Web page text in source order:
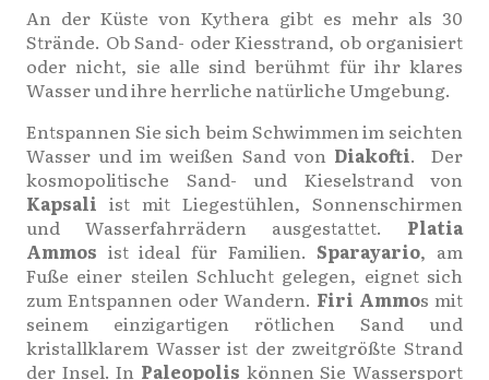
An der Küste von Kythera gibt es mehr als 30
Strände. Ob Sand- oder Kiesstrand, ob organisiert
oder nicht, sie alle sind berühmt für ihr klares
Wasser und ihre herrliche natürliche Umgebung.
Entspannen Sie sich beim Schwimmen im seichten
Wasser und im weißen Sand von Diakofti. Der
kosmopolitische Sand- und Kieselstrand von
Kapsali ist mit Liegestühlen, Sonnenschirmen
und Wasserfahrrädern ausgestattet. Platia
Ammos ist ideal für Familien. Sparayario, am
Fuße einer steilen Schlucht gelegen, eignet sich
zum Entspannen oder Wandern. Firi Ammos mit
seinem einzigartigen rötlichen Sand und
kristallklarem Wasser ist der zweitgrößte Strand
der Insel. In Paleopolis können Sie Wassersport